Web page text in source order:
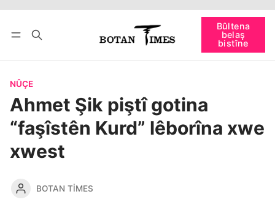
Bûltena
belaş
bistîne
bişopîne
NÛÇE
Ahmet Şik piştî gotina
“faşîstên Kurd” lêborîna xwe
xwest
BOTAN TIMES